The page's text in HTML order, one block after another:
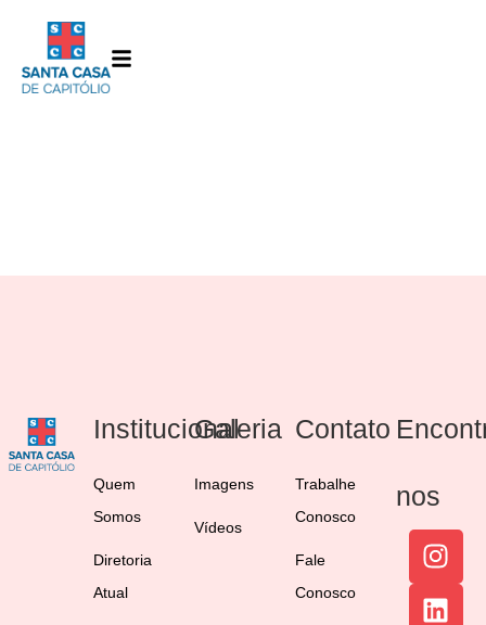
Institucional
Quem
Somos
Diretoria
Atual
Galeria
Imagens
Vídeos
Contato
Trabalhe
Conosco
Fale
Conosco
nos